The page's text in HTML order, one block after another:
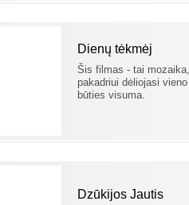
Dienų tėkmėj
Šis filmas - tai
pakadriui dėliojasi
būties visuma.
Dzūkijos Jautis